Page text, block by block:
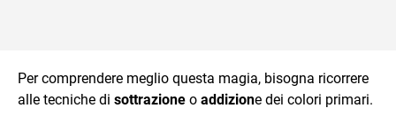
Per comprendere meglio questa magia, bisogna ricorrere
alle tecniche di sottrazione o addizione dei colori primari.